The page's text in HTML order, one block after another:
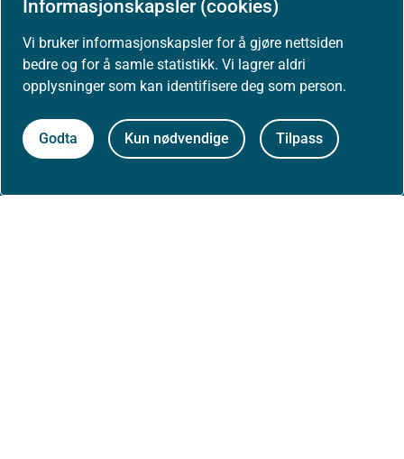
Informasjonskapsler (cookies)
Vi bruker informasjonskapsler for å gjøre nettsiden
bedre og for å samle statistikk. Vi lagrer aldri
opplysninger som kan identifisere deg som person.
Godta Kun nødvendige Tilpass
Presse